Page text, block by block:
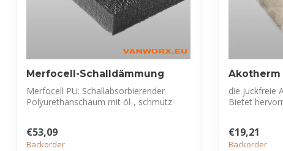
Merfocell-Schalldämmung
Merfocell PU: Schallabsorbierender
Polyurethanschaum mit öl-, schmutz-
€53,09
Backorder
Akotherm
die juckfreie
Bietet
€19,21
Backorder